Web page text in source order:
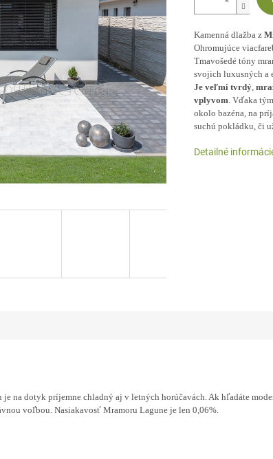
Kamenná dlažba z
Ohromujúce
Tmavošedé tóny
svojich luxusných a
Je veľmi tvrdý,
vplyvom. Vďaka
okolo bazéna, na
suchú pokládku, či
Detailné
na dotyk príjemne chladný aj v letných horúčavách. Ak hľadáte
voľbou. Nasiakavosť Mramoru Lagune je len 0,06%.